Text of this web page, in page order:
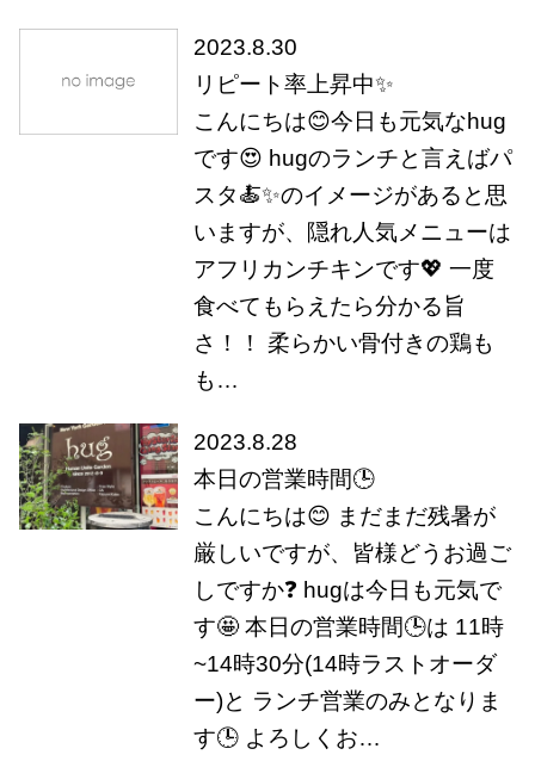
2023.8.30
リピート率上昇中✨
こんにちは😊今日も元気なhug
です😍 hugのランチと言えばパ
スタ🍝✨のイメージがあると思
いますが、隠れ人気メニューは
アフリカンチキンです💖 一度
食べてもらえたら分かる旨
さ！！ 柔らかい骨付きの鶏も
も…
2023.8.28
本日の営業時間🕒
こんにちは😊 まだまだ残暑が
厳しいですが、皆様どうお過ご
しですか❓ hugは今日も元気で
す🤩 本日の営業時間🕒は 11時
~14時30分(14時ラストオーダ
ー)と ランチ営業のみとなりま
す🕒 よろしくお…